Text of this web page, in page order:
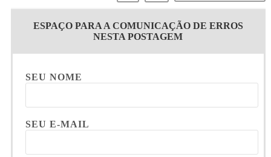
ESPAÇO PARA A COMUNICAÇÃO DE ERROS
NESTA POSTAGEM
SEU NOME
SEU E-MAIL